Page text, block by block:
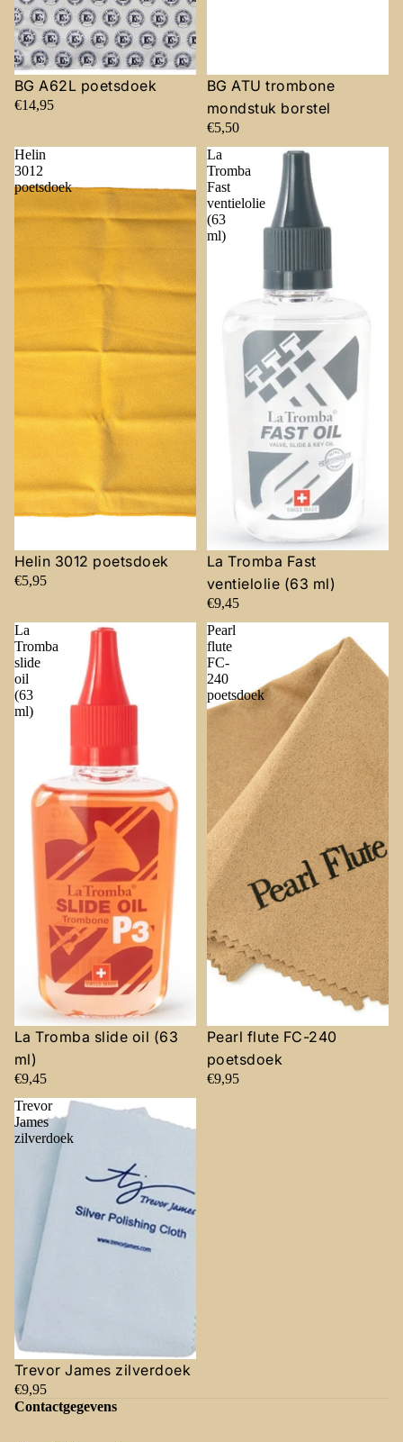
BG A62L poetsdoek
€14,95
BG ATU trombone
mondstuk borstel
€5,50
Helin
3012
poetsdoek
Helin 3012 poetsdoek
€5,95
La
Tromba
Fast
ventielolie
(63
ml)
La Tromba Fast
ventielolie (63 ml)
€9,45
La
Tromba
slide
oil
(63
ml)
La Tromba slide oil (63
ml)
€9,45
Pearl
flute
FC-
240
poetsdoek
Pearl flute FC-240
poetsdoek
€9,95
Trevor
James
zilverdoek
Trevor James zilverdoek
€9,95
Contactgegevens